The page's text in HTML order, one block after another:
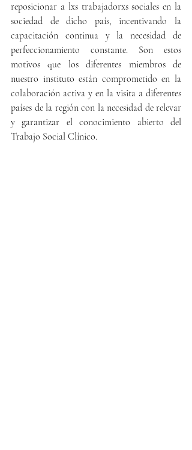
reposicionar a lxs trabajadorxs sociales en la
sociedad de dicho país, incentivando la
capacitación continua y la necesidad de
perfeccionamiento constante. Son estos
motivos que los diferentes miembros de
nuestro instituto están comprometido en la
colaboración activa y en la visita a diferentes
países de la región con la necesidad de relevar
y garantizar el conocimiento abierto del
Trabajo Social Clínico.